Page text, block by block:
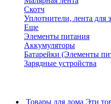
Скотч
Уплотнители, лента для
Еще
Элементы питания
Аккумуляторы
Батарейки (Элементы
Зарядные устройства
Товары для дома Эти